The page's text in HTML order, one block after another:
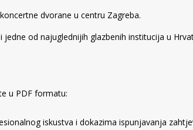
dvorane u centru Zagreba.
od najuglednijih glazbenih institucija u
u PDF formatu:
iskustva i dokazima ispunjavanja